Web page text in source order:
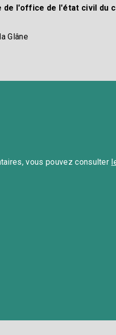
de l'office de l'état civil du
Glâne​
vous pouvez consulter